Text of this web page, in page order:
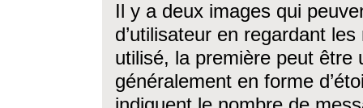
Il y a deux images qui
d’utilisateur en regardant
utilisé, la première peut être
généralement en forme